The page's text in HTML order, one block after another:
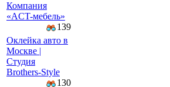
Компaния
«AСT-мeбeль»
139
Оклейка авто в
Москве |
Студия
Brothers-Style
130